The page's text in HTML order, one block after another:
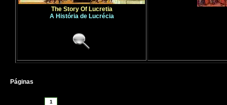
The Story Of Lucretia
A História de Lucrécia
Páginas
1